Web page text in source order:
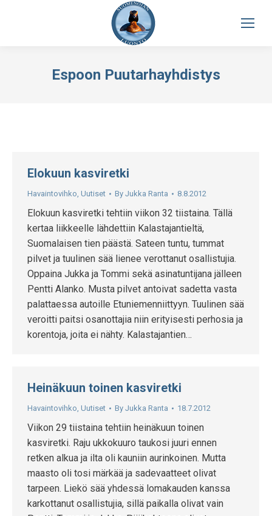
Espoon Puutarhayhdistys
Elokuun kasviretki
Havaintovihko, Uutiset By Jukka Ranta 8.8.2012
Elokuun kasviretki tehtiin viikon 32 tiistaina. Tällä
kertaa liikkeelle lähdettiin Kalastajantieltä,
Suomalaisen tien päästä. Sateen tuntu, tummat
pilvet ja tuulinen sää lienee verottanut osallistujia.
Oppaina Jukka ja Tommi sekä asinatuntijana jälleen
Pentti Alanko. Musta pilvet antoivat sadetta vasta
palattaessa autoille Etuniemenniittyyn. Tuulinen sää
veroitti paitsi osanottajia niin erityisesti perhosia ja
korentoja, joita ei nähty. Kalastajantien…
Heinäkuun toinen kasviretki
Havaintovihko, Uutiset By Jukka Ranta 18.7.2012
Viikon 29 tiistaina tehtiin heinäkuun toinen
kasviretki. Raju ukkokuuro taukosi juuri ennen
retken alkua ja ilta oli kauniin aurinkoinen. Mutta
maasto oli tosi märkää ja sadevaatteet olivat
tarpeen. Liekö sää yhdessä lomakauden kanssa
karkottanut osallistujia, sillä paikalla olivat vain